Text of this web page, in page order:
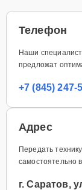
Телефон
Наши
предложат
+7 (845) 247-
Адрес
Передать
самостоятельно
г. Саратов,